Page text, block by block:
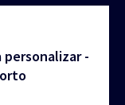
personalizar -